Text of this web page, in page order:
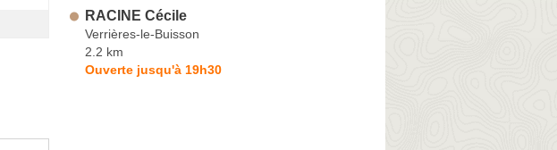
RACINE Cécile
Verrières-le-Buisson
2.2 km
Ouverte jusqu'à 19h30